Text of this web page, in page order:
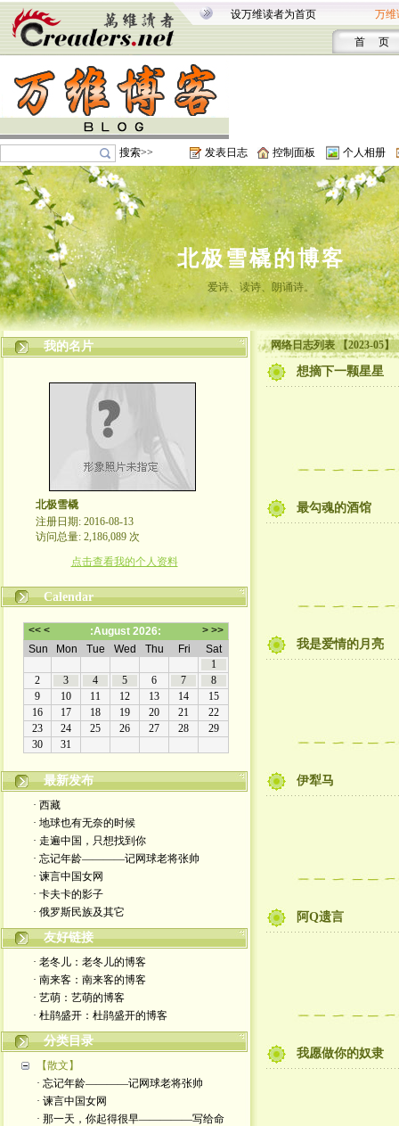
设万维读者为首页 万维
首 页
搜索>> 发表日志 控制面板 个人相册
北极雪橇的博客
爱诗、读诗、朗诵诗。
我的名片
北极雪橇
注册日期: 2016-08-13
访问总量: 2,186,089 次
点击查看我的个人资料
Calendar
最新发布
· 西藏
· 地球也有无奈的时候
· 走遍中国，只想找到你
· 忘记年龄————记网球老将张帅
· 谏言中国女网
· 卡夫卡的影子
· 俄罗斯民族及其它
友好链接
· 老冬儿：老冬儿的博客
· 南来客：南来客的博客
· 艺萌：艺萌的博客
· 杜鹃盛开：杜鹃盛开的博客
分类目录
【散文】
· 忘记年龄————记网球老将张帅
· 谏言中国女网
· 那一天，你起得很早—————写给命
网络日志列表 【2023-05】
想摘下一颗星星
最勾魂的酒馆
我是爱情的月亮
伊犁马
阿Q遗言
我愿做你的奴隶